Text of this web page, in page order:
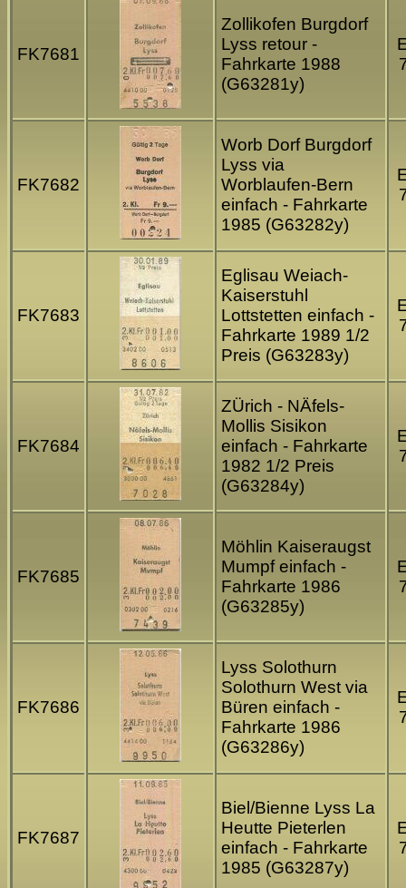
FK7681
Zollikofen Burgdorf
Lyss retour -
Fahrkarte 1988
(G63281y)
FK7682
Worb Dorf Burgdorf
Lyss via
Worblaufen-Bern
einfach - Fahrkarte
1985 (G63282y)
FK7683
Eglisau Weiach-
Kaiserstuhl
Lottstetten einfach -
Fahrkarte 1989 1/2
Preis (G63283y)
FK7684
ZÜrich - NÄfels-
Mollis Sisikon
einfach - Fahrkarte
1982 1/2 Preis
(G63284y)
FK7685
Möhlin Kaiseraugst
Mumpf einfach -
Fahrkarte 1986
(G63285y)
FK7686
Lyss Solothurn
Solothurn West via
Büren einfach -
Fahrkarte 1986
(G63286y)
FK7687
Biel/Bienne Lyss La
Heutte Pieterlen
einfach - Fahrkarte
1985 (G63287y)